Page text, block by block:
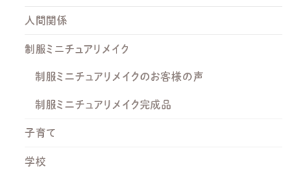
人間関係
制服ミニチュアリメイク
制服ミニチュアリメイクのお客様の声
制服ミニチュアリメイク完成品
子育て
学校